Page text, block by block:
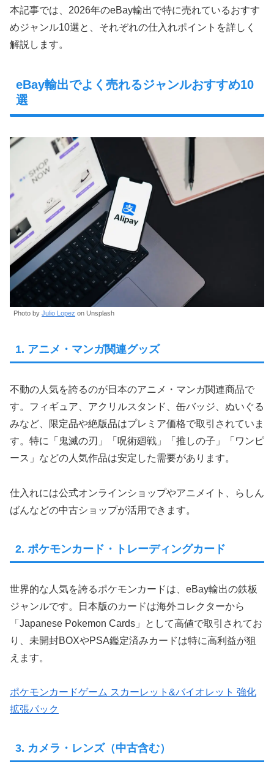
本記事では、2026年のeBay輸出で特に売れているおすす
めジャンル10選と、それぞれの仕入れポイントを詳しく
解説します。
eBay輸出でよく売れるジャンルおすすめ10
選
Photo by Julio Lopez on Unsplash
1. アニメ・マンガ関連グッズ
不動の人気を誇るのが日本のアニメ・マンガ関連商品で
す。フィギュア、アクリルスタンド、缶バッジ、ぬいぐる
みなど、限定品や絶版品はプレミア価格で取引されていま
す。特に「鬼滅の刃」「呪術廻戦」「推しの子」「ワンピ
ース」などの人気作品は安定した需要があります。
仕入れには公式オンラインショップやアニメイト、らしん
ばんなどの中古ショップが活用できます。
2. ポケモンカード・トレーディングカード
世界的な人気を誇るポケモンカードは、eBay輸出の鉄板
ジャンルです。日本版のカードは海外コレクターから
「Japanese Pokemon Cards」として高値で取引されてお
り、未開封BOXやPSA鑑定済みカードは特に高利益が狙
えます。
ポケモンカードゲーム スカーレット&バイオレット 強化
拡張パック
3. カメラ・レンズ（中古含む）